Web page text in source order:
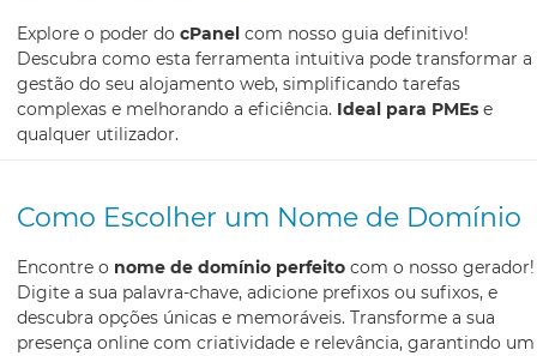
Explore o poder do cPanel com nosso guia definitivo!
Descubra como esta ferramenta intuitiva pode transformar a
gestão do seu alojamento web, simplificando tarefas
complexas e melhorando a eficiência. Ideal para PMEs e
qualquer utilizador.
Como Escolher um Nome de Domínio
Encontre o nome de domínio perfeito com o nosso gerador!
Digite a sua palavra-chave, adicione prefixos ou sufixos, e
descubra opções únicas e memoráveis. Transforme a sua
presença online com criatividade e relevância, garantindo um